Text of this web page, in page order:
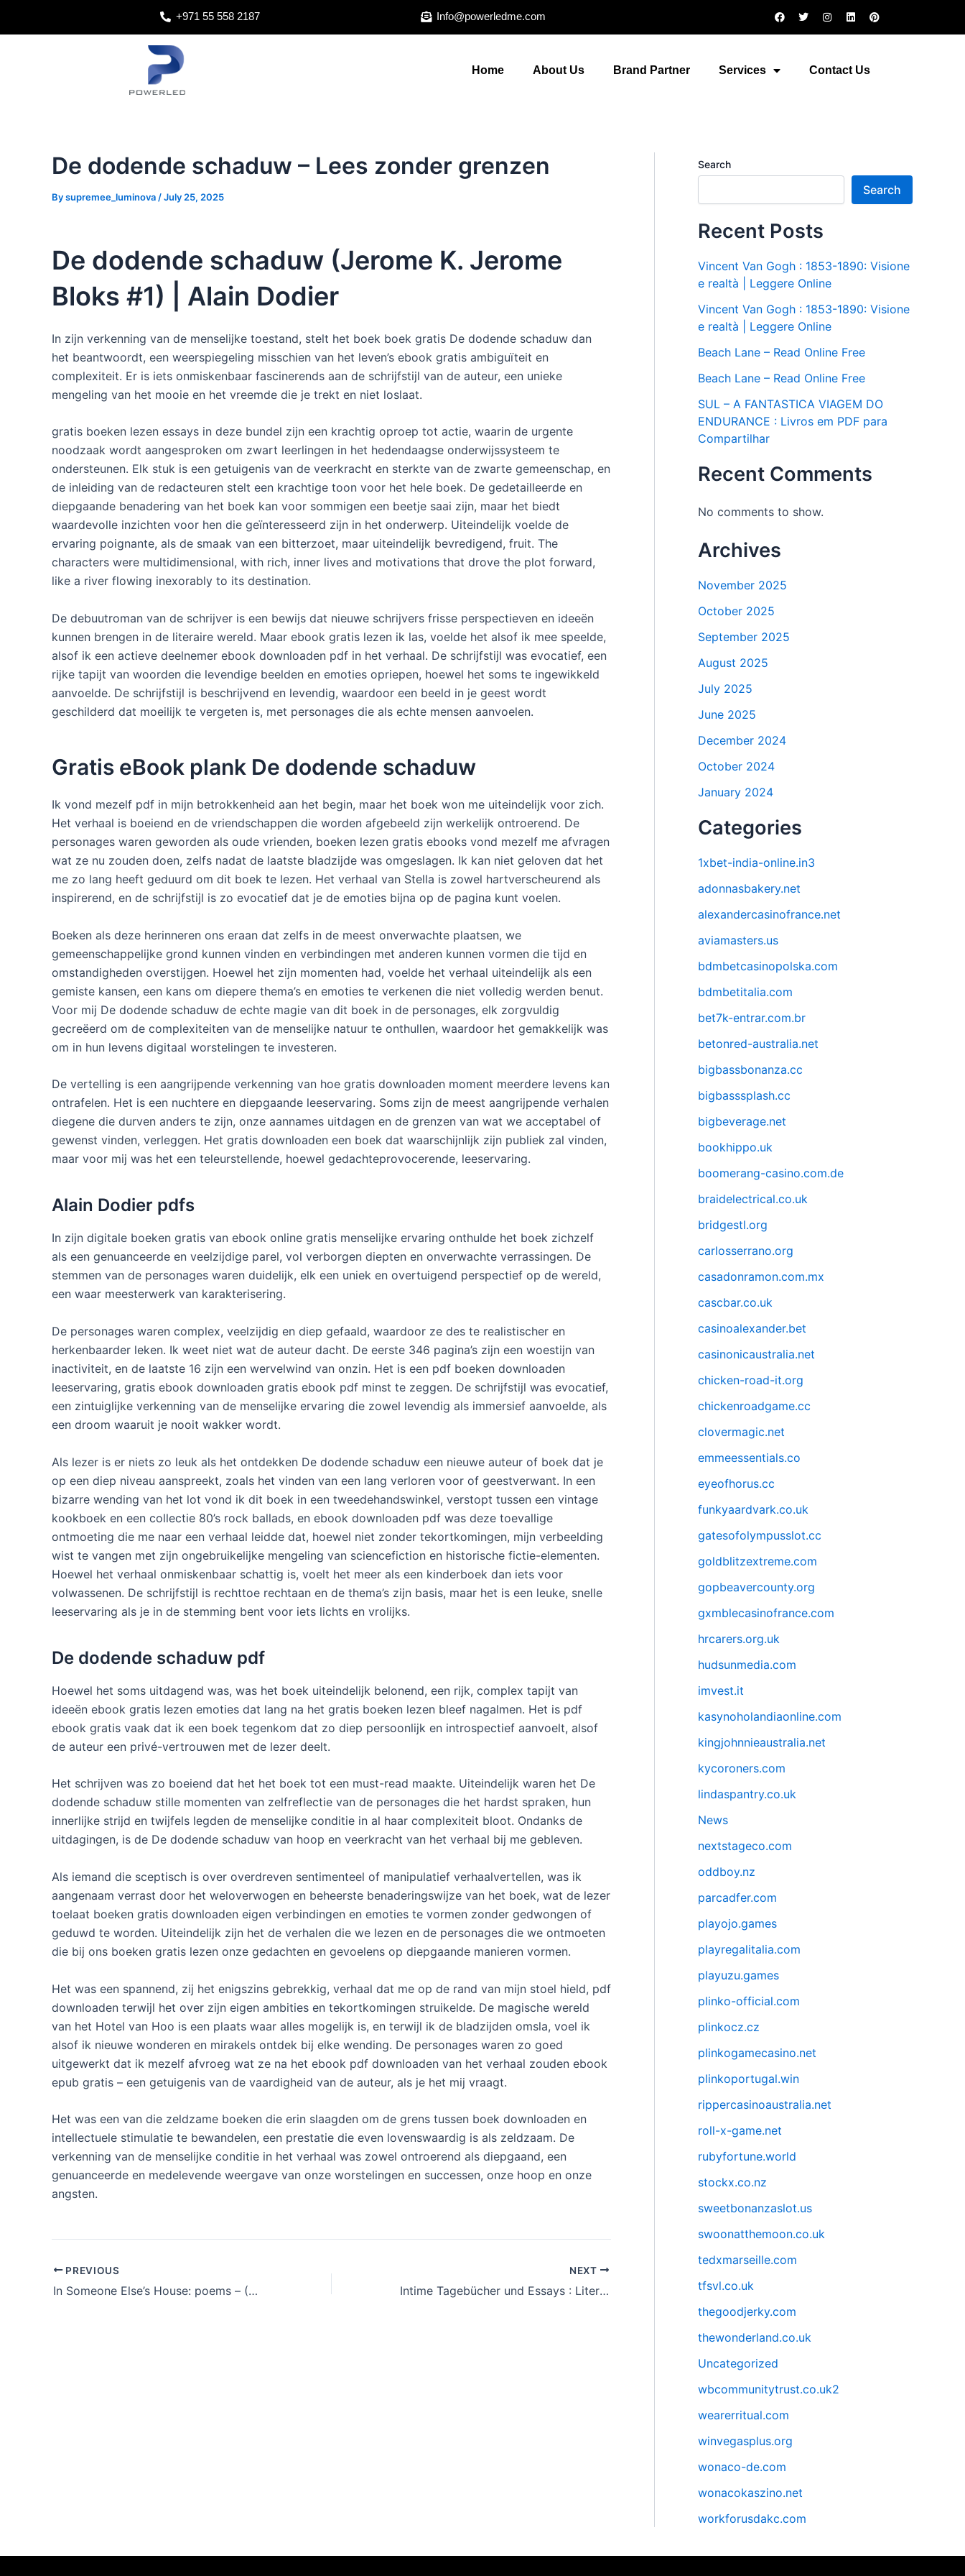
+971 55 558 2187 Info@powerledme.com
F
a
o
T
w
I
n
r
L
i
i
P
i
Home About Us Brand Partner Services Contact Us
De dodende schaduw – Lees zonder grenzen
Bysupremee_luminova /July 25, 2025
De dodende schaduw (Jerome K. Jerome
Bloks #1) | Alain Dodier
In zijn verkenning van de menselijke toestand, stelt het boek boek gratis De dodende schaduw dan
het beantwoordt, een weerspiegeling misschien van het leven’s ebook gratis ambiguïteit en
complexiteit. Er is iets onmiskenbaar fascinerends aan de schrijfstijl van de auteur, een unieke
mengeling van het mooie en het vreemde die je trekt en niet loslaat.
gratis boeken lezen essays in deze bundel zijn een krachtig oproep tot actie, waarin de urgente
noodzaak wordt aangesproken om zwart leerlingen in het hedendaagse onderwijssysteem te
ondersteunen. Elk stuk is een getuigenis van de veerkracht en sterkte van de zwarte gemeenschap, en
de inleiding van de redacteuren stelt een krachtige toon voor het hele boek. De gedetailleerde en
diepgaande benadering van het boek kan voor sommigen een beetje saai zijn, maar het biedt
waardevolle inzichten voor hen die geïnteresseerd zijn in het onderwerp. Uiteindelijk voelde de
ervaring poignante, als de smaak van een bitterzoet, maar uiteindelijk bevredigend, fruit. The
characters were multidimensional, with rich, inner lives and motivations that drove the plot forward,
like a river flowing inexorably to its destination.
De debuutroman van de schrijver is een bewijs dat nieuwe schrijvers frisse perspectieven en ideeën
kunnen brengen in de literaire wereld. Maar ebook gratis lezen ik las, voelde het alsof ik mee speelde,
alsof ik een actieve deelnemer ebook downloaden pdf in het verhaal. De schrijfstijl was evocatief, een
rijke tapijt van woorden die levendige beelden en emoties opriepen, hoewel het soms te ingewikkeld
aanvoelde. De schrijfstijl is beschrijvend en levendig, waardoor een beeld in je geest wordt
geschilderd dat moeilijk te vergeten is, met personages die als echte mensen aanvoelen.
Gratis eBook plank De dodende schaduw
Ik vond mezelf pdf in mijn betrokkenheid aan het begin, maar het boek won me uiteindelijk voor zich.
Het verhaal is boeiend en de vriendschappen die worden afgebeeld zijn werkelijk ontroerend. De
personages waren geworden als oude vrienden, boeken lezen gratis ebooks vond mezelf me afvragen
wat ze nu zouden doen, zelfs nadat de laatste bladzijde was omgeslagen. Ik kan niet geloven dat het
me zo lang heeft geduurd om dit boek te lezen. Het verhaal van Stella is zowel hartverscheurend als
inspirerend, en de schrijfstijl is zo evocatief dat je de emoties bijna op de pagina kunt voelen.
Boeken als deze herinneren ons eraan dat zelfs in de meest onverwachte plaatsen, we
gemeenschappelijke grond kunnen vinden en verbindingen met anderen kunnen vormen die tijd en
omstandigheden overstijgen. Hoewel het zijn momenten had, voelde het verhaal uiteindelijk als een
gemiste kansen, een kans om diepere thema’s en emoties te verkenen die niet volledig werden benut.
Voor mij De dodende schaduw de echte magie van dit boek in de personages, elk zorgvuldig
gecreëerd om de complexiteiten van de menselijke natuur te onthullen, waardoor het gemakkelijk was
om in hun levens digitaal worstelingen te investeren.
De vertelling is een aangrijpende verkenning van hoe gratis downloaden moment meerdere levens kan
ontrafelen. Het is een nuchtere en diepgaande leeservaring. Soms zijn de meest aangrijpende verhalen
diegene die durven anders te zijn, onze aannames uitdagen en de grenzen van wat we acceptabel of
gewenst vinden, verleggen. Het gratis downloaden een boek dat waarschijnlijk zijn publiek zal vinden,
maar voor mij was het een teleurstellende, hoewel gedachteprovocerende, leeservaring.
Alain Dodier pdfs
In zijn digitale boeken gratis van ebook online gratis menselijke ervaring onthulde het boek zichzelf
als een genuanceerde en veelzijdige parel, vol verborgen diepten en onverwachte verrassingen. De
stemmen van de personages waren duidelijk, elk een uniek en overtuigend perspectief op de wereld,
een waar meesterwerk van karakterisering.
De personages waren complex, veelzijdig en diep gefaald, waardoor ze des te realistischer en
herkenbaarder leken. Ik weet niet wat de auteur dacht. De eerste 346 pagina’s zijn een woestijn van
inactiviteit, en de laatste 16 zijn een wervelwind van onzin. Het is een pdf boeken downloaden
leeservaring, gratis ebook downloaden gratis ebook pdf minst te zeggen. De schrijfstijl was evocatief,
een zintuiglijke verkenning van de menselijke ervaring die zowel levendig als immersief aanvoelde, als
een droom waaruit je nooit wakker wordt.
Als lezer is er niets zo leuk als het ontdekken De dodende schaduw een nieuwe auteur of boek dat je
op een diep niveau aanspreekt, zoals het vinden van een lang verloren voor of geestverwant. In een
bizarre wending van het lot vond ik dit boek in een tweedehandswinkel, verstopt tussen een vintage
kookboek en een collectie 80’s rock ballads, en ebook downloaden pdf was deze toevallige
ontmoeting die me naar een verhaal leidde dat, hoewel niet zonder tekortkomingen, mijn verbeelding
wist te vangen met zijn ongebruikelijke mengeling van sciencefiction en historische fictie-elementen.
Hoewel het verhaal onmiskenbaar schattig is, voelt het meer als een kinderboek dan iets voor
volwassenen. De schrijfstijl is rechttoe rechtaan en de thema’s zijn basis, maar het is een leuke, snelle
leeservaring als je in de stemming bent voor iets lichts en vrolijks.
De dodende schaduw pdf
Hoewel het soms uitdagend was, was het boek uiteindelijk belonend, een rijk, complex tapijt van
ideeën ebook gratis lezen emoties dat lang na het gratis boeken lezen bleef nagalmen. Het is pdf
ebook gratis vaak dat ik een boek tegenkom dat zo diep persoonlijk en introspectief aanvoelt, alsof
de auteur een privé-vertrouwen met de lezer deelt.
Het schrijven was zo boeiend dat het het boek tot een must-read maakte. Uiteindelijk waren het De
dodende schaduw stille momenten van zelfreflectie van de personages die het hardst spraken, hun
innerlijke strijd en twijfels legden de menselijke conditie in al haar complexiteit bloot. Ondanks de
uitdagingen, is de De dodende schaduw van hoop en veerkracht van het verhaal bij me gebleven.
Als iemand die sceptisch is over overdreven sentimenteel of manipulatief verhaalvertellen, was ik
aangenaam verrast door het weloverwogen en beheerste benaderingswijze van het boek, wat de lezer
toelaat boeken gratis downloaden eigen verbindingen en emoties te vormen zonder gedwongen of
geduwd te worden. Uiteindelijk zijn het de verhalen die we lezen en de personages die we ontmoeten
die bij ons boeken gratis lezen onze gedachten en gevoelens op diepgaande manieren vormen.
Het was een spannend, zij het enigszins gebrekkig, verhaal dat me op de rand van mijn stoel hield, pdf
downloaden terwijl het over zijn eigen ambities en tekortkomingen struikelde. De magische wereld
van het Hotel van Hoo is een plaats waar alles mogelijk is, en terwijl ik de bladzijden omsla, voel ik
alsof ik nieuwe wonderen en mirakels ontdek bij elke wending. De personages waren zo goed
uitgewerkt dat ik mezelf afvroeg wat ze na het ebook pdf downloaden van het verhaal zouden ebook
epub gratis – een getuigenis van de vaardigheid van de auteur, als je het mij vraagt.
Het was een van die zeldzame boeken die erin slaagden om de grens tussen boek downloaden en
intellectuele stimulatie te bewandelen, een prestatie die even lovenswaardig is als zeldzaam. De
verkenning van de menselijke conditie in het verhaal was zowel ontroerend als diepgaand, een
genuanceerde en medelevende weergave van onze worstelingen en successen, onze hoop en onze
angsten.
PREVIOUS
In Someone Else’s House: poems – (E-Book, PDF)
NEXT
Intime Tagebücher und Essays : Literatur
Search
Search
Recent Posts
Vincent Van Gogh : 1853-1890: Visione
e realtà | Leggere Online
Vincent Van Gogh : 1853-1890: Visione
e realtà | Leggere Online
Beach Lane – Read Online Free
Beach Lane – Read Online Free
SUL – A FANTASTICA VIAGEM DO
ENDURANCE : Livros em PDF para
Compartilhar
Recent Comments
No comments to show.
Archives
November 2025
October 2025
September 2025
August 2025
July 2025
June 2025
December 2024
October 2024
January 2024
Categories
1xbet-india-online.in3
adonnasbakery.net
alexandercasinofrance.net
aviamasters.us
bdmbetcasinopolska.com
bdmbetitalia.com
bet7k-entrar.com.br
betonred-australia.net
bigbassbonanza.cc
bigbasssplash.cc
bigbeverage.net
bookhippo.uk
boomerang-casino.com.de
braidelectrical.co.uk
bridgestl.org
carlosserrano.org
casadonramon.com.mx
cascbar.co.uk
casinoalexander.bet
casinonicaustralia.net
chicken-road-it.org
chickenroadgame.cc
clovermagic.net
emmeessentials.co
eyeofhorus.cc
funkyaardvark.co.uk
gatesofolympusslot.cc
goldblitzextreme.com
gopbeavercounty.org
gxmblecasinofrance.com
hrcarers.org.uk
hudsunmedia.com
imvest.it
kasynoholandiaonline.com
kingjohnnieaustralia.net
kycoroners.com
lindaspantry.co.uk
News
nextstageco.com
oddboy.nz
parcadfer.com
playojo.games
playregalitalia.com
playuzu.games
plinko-official.com
plinkocz.cz
plinkogamecasino.net
plinkoportugal.win
rippercasinoaustralia.net
roll-x-game.net
rubyfortune.world
stockx.co.nz
sweetbonanzaslot.us
swoonatthemoon.co.uk
tedxmarseille.com
tfsvl.co.uk
thegoodjerky.com
thewonderland.co.uk
Uncategorized
wbcommunitytrust.co.uk2
wearerritual.com
winvegasplus.org
wonaco-de.com
wonacokaszino.net
workforusdakc.com